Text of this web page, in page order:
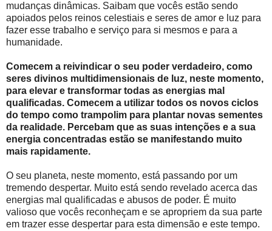
mudanças dinâmicas. Saibam que vocês estão sendo
apoiados pelos reinos celestiais e seres de amor e luz para
fazer esse trabalho e serviço para si mesmos e para a
humanidade.
Comecem a reivindicar o seu poder verdadeiro, como
seres divinos multidimensionais de luz, neste momento,
para elevar e transformar todas as energias mal
qualificadas. Comecem a utilizar todos os novos ciclos
do tempo como trampolim para plantar novas sementes
da realidade. Percebam que as suas intenções e a sua
energia concentradas estão se manifestando muito
mais rapidamente.
O seu planeta, neste momento, está passando por um
tremendo despertar. Muito está sendo revelado acerca das
energias mal qualificadas e abusos de poder. É muito
valioso que vocês reconheçam e se apropriem da sua parte
em trazer esse despertar para esta dimensão e este tempo.